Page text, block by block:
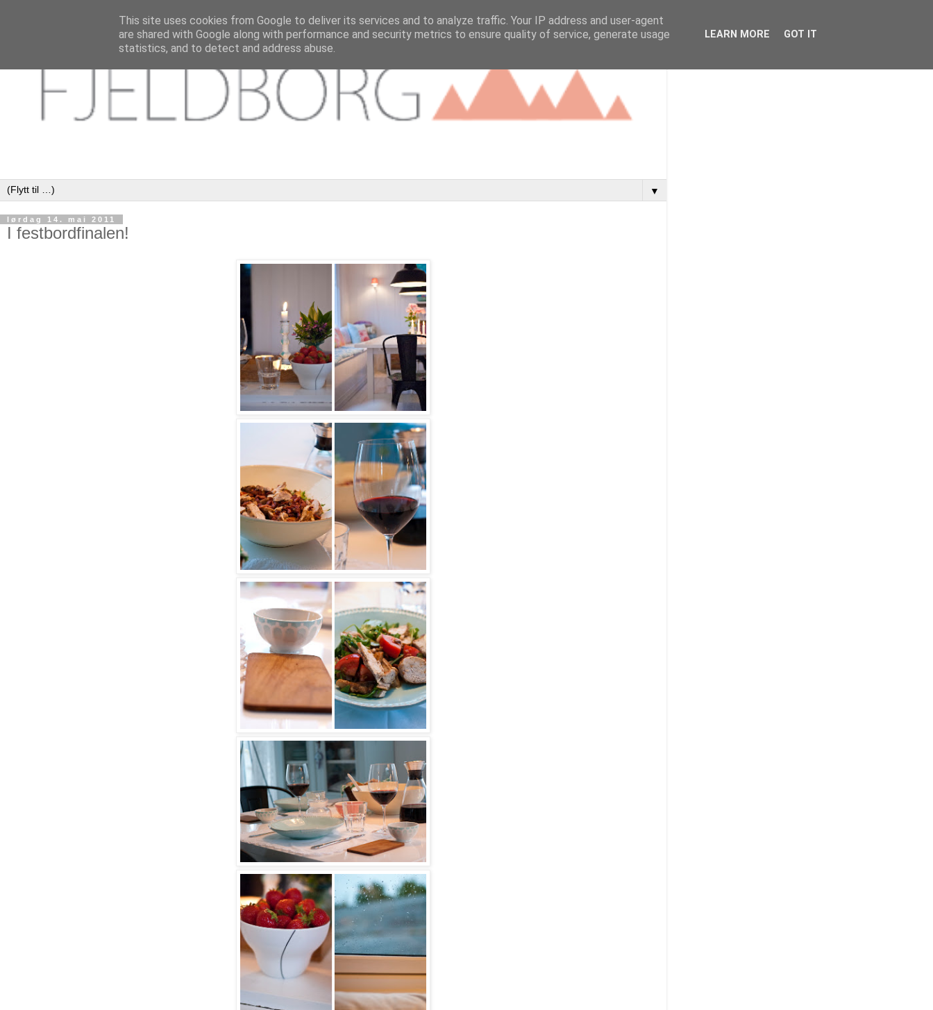
▼
lørdag 14. mai 2011
I festbordfinalen!
This site uses cookies from Google to deliver its services and to analyze traffic. Your IP address and user-agent
are shared with Google along with performance and security metrics to ensure quality of service, generate usage
statistics, and to detect and address abuse.
LEARN MORE GOT IT